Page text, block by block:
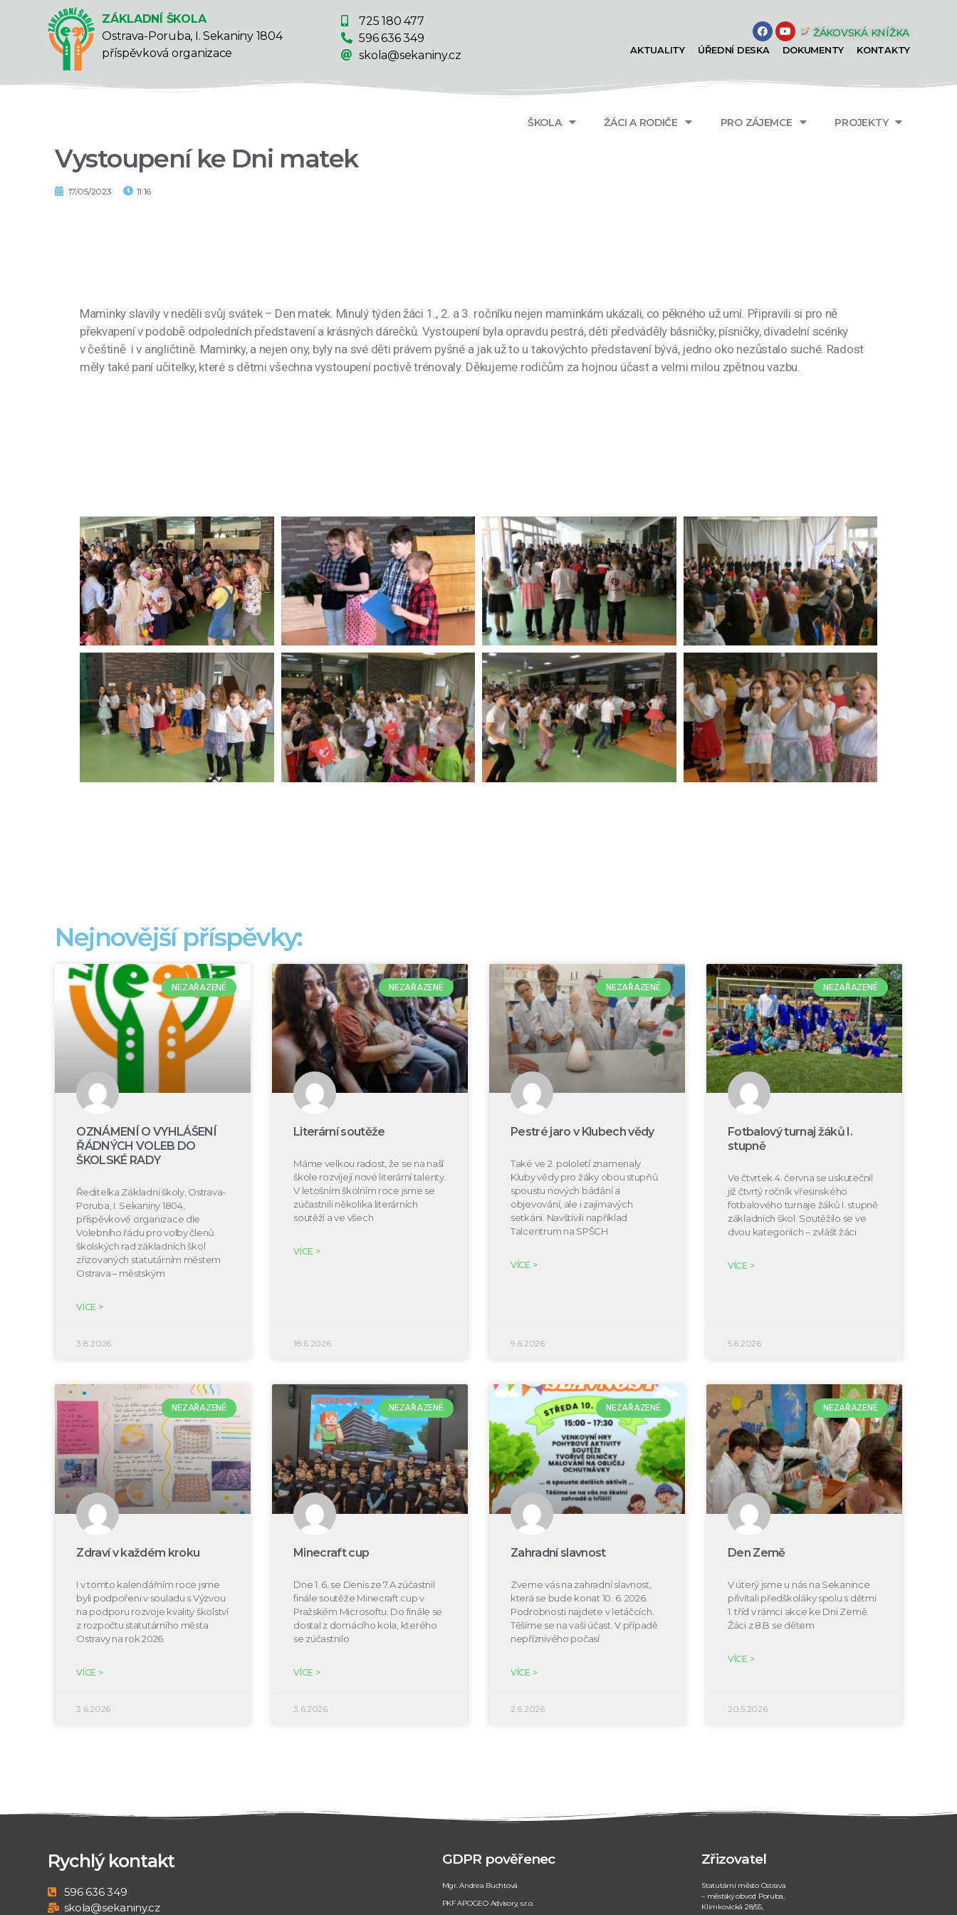
ZÁKLADNÍ ŠKOLA
Ostrava-Poruba, I. Sekaniny 1804
příspěvková organizace
725 180 477
596 636 349
skola@sekaniny.cz
ŽÁKOVSKÁ KNÍŽKA
AKTUALITY ÚŘEDNÍ DESKA DOKUMENTY KONTAKTY
ŠKOLA ŽÁCI A RODIČE PRO ZÁJEMCE PROJEKTY
Vystoupení ke Dni matek
17/05/2023 11:16
Maminky slavily v neděli svůj svátek – Den matek. Minulý týden žáci 1., 2. a 3. ročníku nejen maminkám ukázali, co pěkného už umí. Připravili si pro ně
překvapení v podobě odpoledních představení a krásných dárečků. Vystoupení byla opravdu pestrá, děti předváděly básničky, písničky, divadelní scénky
v češtině i v angličtině. Maminky, a nejen ony, byly na své děti právem pyšné a jak už to u takovýchto představení bývá, jedno oko nezůstalo suché. Radost
měly také paní učitelky, které s dětmi všechna vystoupení poctivě trénovaly. Děkujeme rodičům za hojnou účast a velmi milou zpětnou vazbu.
Nejnovější příspěvky:
NEZAŘAZENÉ
OZNÁMENÍ O VYHLÁŠENÍ
ŘÁDNÝCH VOLEB DO
ŠKOLSKÉ RADY
Ředitelka Základní školy, Ostrava-
Poruba, I. Sekaniny 1804,
příspěvkové organizace dle
Volebního řádu pro volby členů
školských rad základních škol
zřizovaných statutárním městem
Ostrava – městským
VÍCE >
3.8.2026
NEZAŘAZENÉ
Literární soutěže
Máme velkou radost, že se na naší
škole rozvíjejí nové literární talenty.
V letošním školním roce jsme se
zúčastnili několika literárních
soutěží a ve všech
VÍCE >
18.6.2026
NEZAŘAZENÉ
Pestré jaro v Klubech vědy
Také ve 2. pololetí znamenaly
Kluby vědy pro žáky obou stupňů
spoustu nových bádání a
objevování, ale i zajímavých
setkání. Navštívili například
Talcentrum na SPŠCH
VÍCE >
9.6.2026
NEZAŘAZENÉ
Fotbalový turnaj žáků I.
stupně
Ve čtvrtek 4. června se uskutečnil
již čtvrtý ročník vřesinského
fotbalového turnaje žáků I. stupně
základních škol. Soutěžilo se ve
dvou kategoriích – zvlášť žáci
VÍCE >
5.6.2026
NEZAŘAZENÉ
Zdraví v každém kroku
I v tomto kalendářním roce jsme
byli podpořeni v souladu s Výzvou
na podporu rozvoje kvality školství
z rozpočtu statutárního města
Ostravy na rok 2026.
VÍCE >
3.6.2026
NEZAŘAZENÉ
Minecraft cup
Dne 1. 6. se Denis ze 7.A zúčastnil
finále soutěže Minecraft cup v
Pražském Microsoftu. Do finále se
dostal z domácího kola, kterého
se zúčastnilo
VÍCE >
3.6.2026
NEZAŘAZENÉ
Zahradní slavnost
Zveme vás na zahradní slavnost,
která se bude konat 10. 6. 2026.
Podrobnosti najdete v letáčcích.
Těšíme se na vaši účast. V případě
nepříznivého počasí
VÍCE >
2.6.2026
NEZAŘAZENÉ
Den Země
V úterý jsme u nás na Sekanince
přivítali předškoláky spolu s dětmi
1. tříd v rámci akce ke Dni Země.
Žáci z 8.B se dětem
VÍCE >
20.5.2026
Rychlý kontakt
596 636 349
skola@sekaniny.cz
GDPR pověřenec
Mgr. Andrea Buchtová
PKF APOGEO Advisory, s.r.o.
Zřizovatel
Statutární město Ostrava
– městský obvod Poruba,
Klimkovická 28/55,